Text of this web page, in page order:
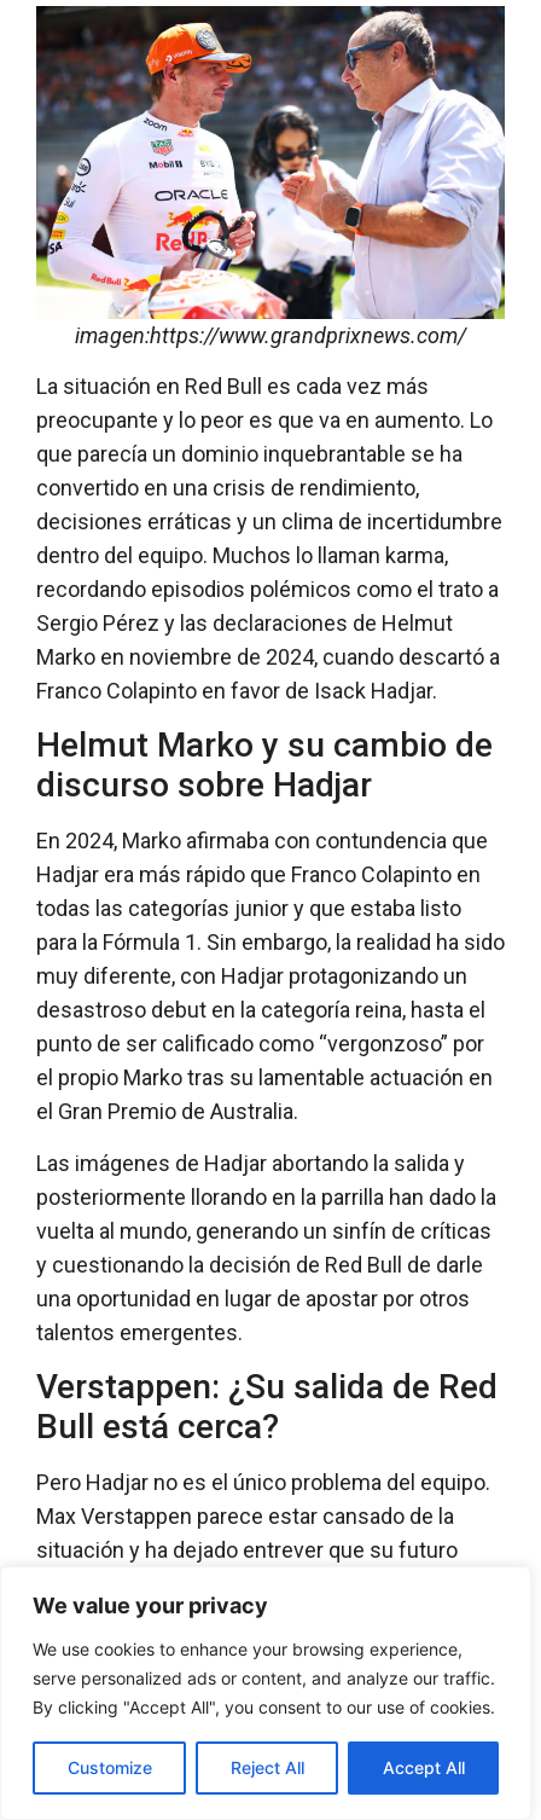
We value your privacy
We use cookies to enhance your browsing experience,
serve personalized ads or content, and analyze our traffic.
By clicking "Accept All", you consent to our use of cookies.
Customize Reject All Accept All
imagen:https://www.grandprixnews.com/
La situación en Red Bull es cada vez más
preocupante y lo peor es que va en aumento. Lo
que parecía un dominio inquebrantable se ha
convertido en una crisis de rendimiento,
decisiones erráticas y un clima de incertidumbre
dentro del equipo. Muchos lo llaman karma,
recordando episodios polémicos como el trato a
Sergio Pérez y las declaraciones de Helmut
Marko en noviembre de 2024, cuando descartó a
Franco Colapinto en favor de Isack Hadjar.
Helmut Marko y su cambio de
discurso sobre Hadjar
En 2024, Marko afirmaba con contundencia que
Hadjar era más rápido que Franco Colapinto en
todas las categorías junior y que estaba listo
para la Fórmula 1. Sin embargo, la realidad ha sido
muy diferente, con Hadjar protagonizando un
desastroso debut en la categoría reina, hasta el
punto de ser calificado como “vergonzoso” por
el propio Marko tras su lamentable actuación en
el Gran Premio de Australia.
Las imágenes de Hadjar abortando la salida y
posteriormente llorando en la parrilla han dado la
vuelta al mundo, generando un sinfín de críticas
y cuestionando la decisión de Red Bull de darle
una oportunidad en lugar de apostar por otros
talentos emergentes.
Verstappen: ¿Su salida de Red
Bull está cerca?
Pero Hadjar no es el único problema del equipo.
Max Verstappen parece estar cansado de la
situación y ha dejado entrever que su futuro
recientes, el tricampeón del mundo fue
consultado sobre McLaren y ya no niega
rotundamente su interés en un cambio de
equipo. La degradación de neumáticos, la falta de
equilibrio del monoplaza han llevado a